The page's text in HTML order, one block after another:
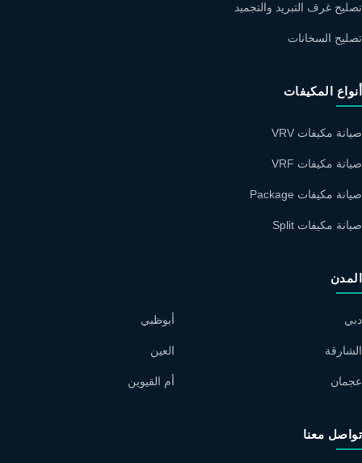
تصليح غرف التبريد والتجميد
تصليح السخانات
أنواع المكيفات
صيانة مكيفات VRV
صيانة مكيفات VRF
صيانة مكيفات Package
صيانة مكيفات Split
المدن
دبي
الشارقة
عجمان
أبوظبي
العين
أم القيوين
تواصل معنا